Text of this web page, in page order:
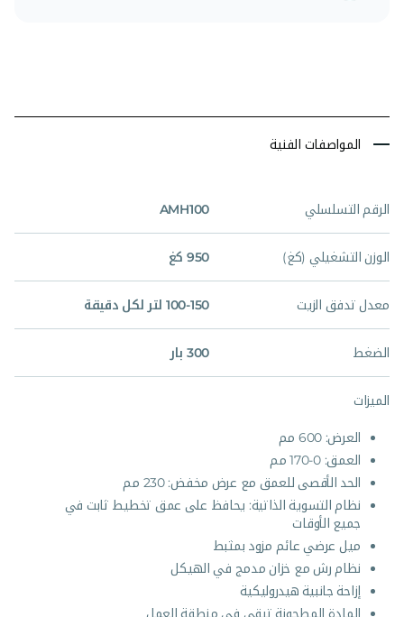
المواصفات الفنية
الرقم التسلسلي AMH100
الوزن التشغيلي (كغ) 950 كغ
معدل تدفق الزيت 100-150 لتر لكل دقيقة
الضغط 300 بار
الميزات
العرض: 600 مم
العمق: 0-170 مم
الحد الأقصى للعمق مع عرض مخفض: 230 مم
نظام التسوية الذاتية: يحافظ على عمق تخطيط ثابت في
جميع الأوقات
ميل عرضي عائم مزود بمثبط
نظام رش مع خزان مدمج في الهيكل
إزاحة جانبية هيدروليكية
المادة المطحونة تبقى في منطقة العمل